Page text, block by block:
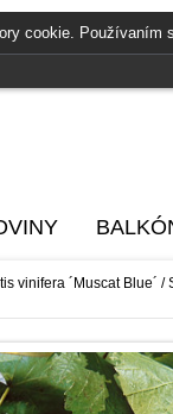
cookie.
vinifera ´Muscat Blue´